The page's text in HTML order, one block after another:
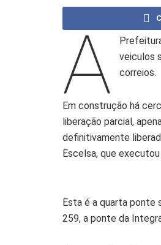
A
veiculos
correios.
Em construção há
liberação parcial,
definitivamente
Escelsa, que
Esta é a quarta ponte
259, a ponte da